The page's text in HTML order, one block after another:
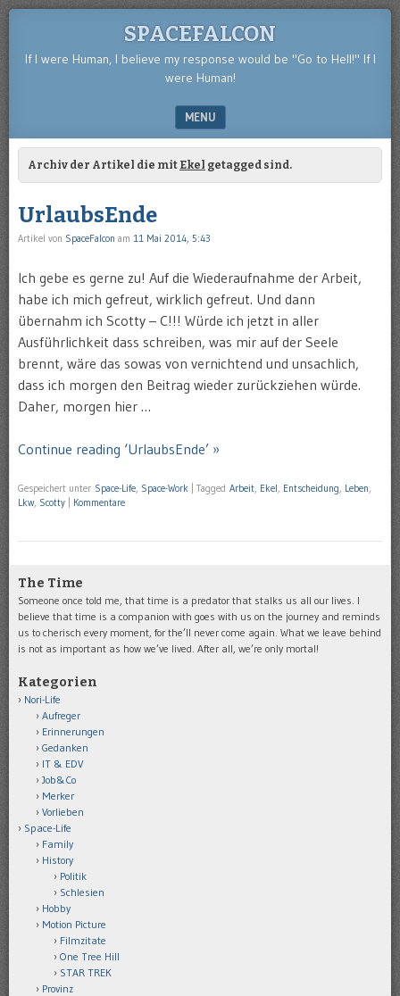
SPACEFALCON
If I were Human, I believe my response would be "Go to Hell!" If I
were Human!
MENU
SKIP TO CONTENT
Archiv der Artikel die mit Ekel getagged sind.
UrlaubsEnde
Artikel von SpaceFalcon am 11 Mai 2014, 5:43
Ich gebe es gerne zu! Auf die Wiederaufnahme der Arbeit,
habe ich mich gefreut, wirklich gefreut. Und dann
übernahm ich Scotty – C!!! Würde ich jetzt in aller
Ausführlichkeit dass schreiben, was mir auf der Seele
brennt, wäre das sowas von vernichtend und unsachlich,
dass ich morgen den Beitrag wieder zurückziehen würde.
Daher, morgen hier …
Continue reading ‘UrlaubsEnde’ »
Gespeichert unter Space-Life, Space-Work Tagged Arbeit, Ekel, Entscheidung, Leben,
Lkw, Scotty Kommentare
The Time
Someone once told me, that time is a predator that stalks us all our lives. I
believe that time is a companion with goes with us on the journey and reminds
us to cherisch every moment, for the’ll never come again. What we leave behind
is not as important as how we’ve lived. After all, we’re only mortal!
Kategorien
Nori-Life
Aufreger
Erinnerungen
Gedanken
IT & EDV
Job&Co
Merker
Vorlieben
Space-Life
Family
History
Politik
Schlesien
Hobby
Motion Picture
Filmzitate
One Tree Hill
STAR TREK
Provinz